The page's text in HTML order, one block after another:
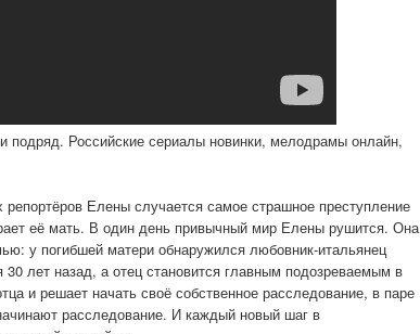
Российские сериалы новинки, мелодрамы онлайн,
Елены случается самое страшное преступление
её мать. В один день привычный мир Елены рушится. Она
у погибшей матери обнаружился любовник-итальянец
лет назад, а отец становится главным подозреваемым в
и решает начать своё собственное расследование, в паре
расследование. И каждый новый шаг в